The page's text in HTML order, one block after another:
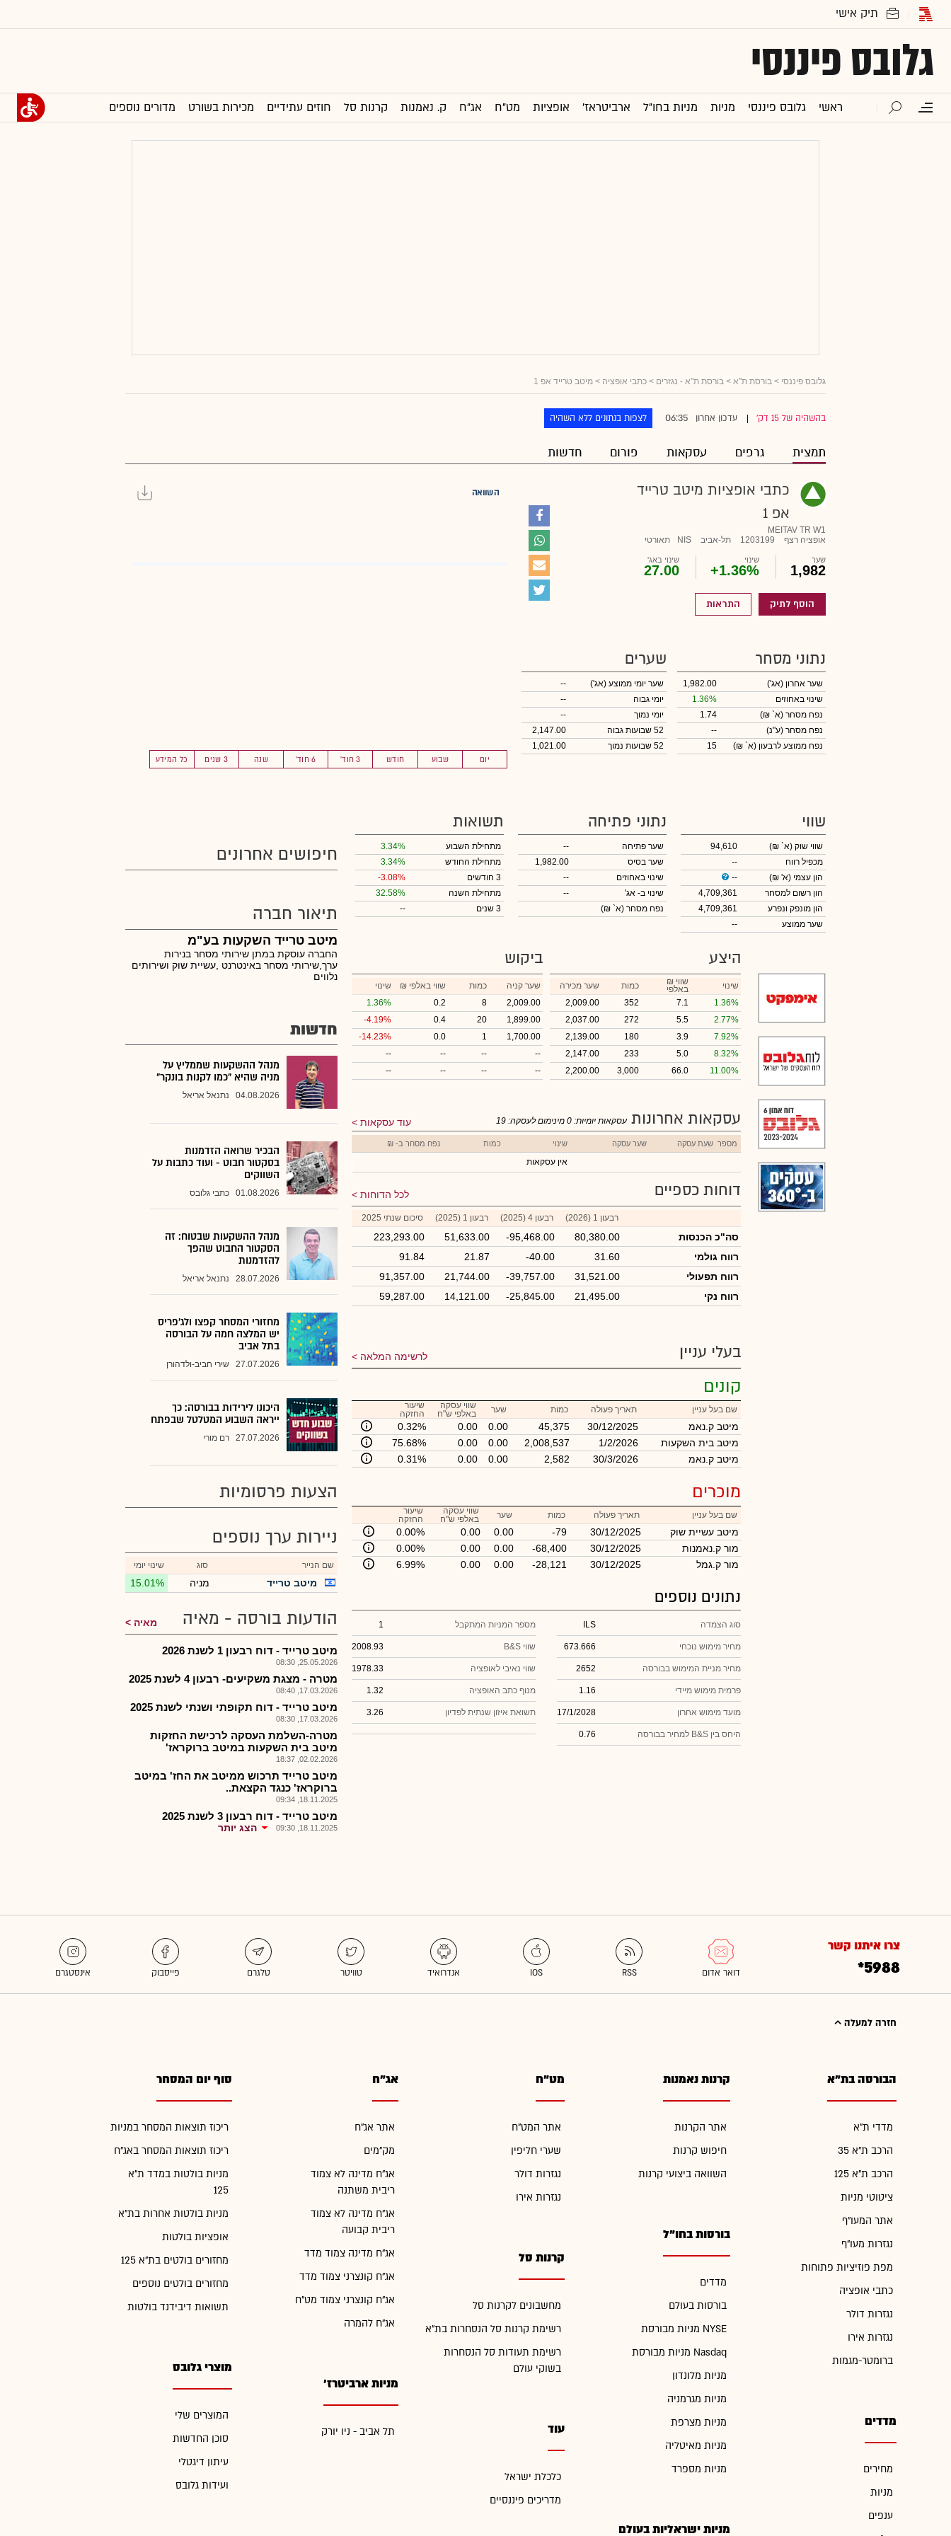
גלובס פיננסי
ראשי גלובס פיננסי מניות מניות בחו"ל ארביטראז' אופציות מט"ח אג"ח ק. נאמנות קרנות סל חוזים עתידיים מכירות בשורט מדורים נוספים
גלובס פיננסי > בורסת ת"א > בורסת ת"א - נגזרים > כתבי אופציה > מיטב טרייד אפ 1
בהשהיה של 15 דק' עדכון אחרון 06:35 לצפות בנתונים ללא השהיה
תמצית גרפים עסקאות פורום חדשות
כתבי אופציות מיטב טרייד
אפ 1
MEITAV TR W1
אופציה רצף
1203199 תל-אביב NIS תאורטי
שער
1,982
שינוי
+1.36%
שינוי באג'
27.00
הוסף לתיק התראות
השוואה
יום שבוע חודש 3 חוד' 6 חוד' שנה 3 שנים כל המידע
נתוני מסחר
שער אחרון (אג')
1,982.00
שינוי באחוזים
1.36%
נפח מסחר (א` ₪)
1.74
נפח מסחר (ע"נ)
--
נפח ממוצע לרבעון (א` ₪)
15
שערים
שער יומי ממוצע (אג')
--
יומי גבוה
--
יומי נמוך
--
52 שבועות גבוה
2,147.00
52 שבועות נמוך
1,021.00
שווי
שווי שוק (א` ₪)
94,610
מכפיל רווח
--
הון עצמי (א' ₪)
--
הון רשום למסחר
4,709,361
הון מונפק ונפרע
4,709,361
שער ממוצע
--
נתוני פתיחה
שער פתיחה
--
שער בסיס
1,982.00
שינוי באחוזים
--
שינוי ב- אג'
--
נפח מסחר (א` ₪)
תשואות
מתחילת השבוע
3.34%
מתחילת החודש
3.34%
3 חודשים
-3.08%
מתחילת השנה
32.58%
3 שנים
--
היצע
שינוי ₪ שווי
באלפי כמות
שער מכירה
1.36%
7.1
352
2,009.00
2.77%
5.5
272
2,037.00
7.92%
3.9
180
2,139.00
8.32%
5.0
233
2,147.00
11.00%
66.0
3,000
2,200.00
ביקוש
שער קניה כמות ₪ שווי באלפי
שינוי
2,009.00
8
0.2
1.36%
1,899.00
20
0.4
-4.19%
1,700.00
1
0.0
-14.23%
--
--
--
--
--
--
--
--
עסקאות אחרונות עוד עסקאות עסקאות יומיות: 0 מינימום לעסקה: 19
מספר שעת עסקה שער עסקה שינוי כמות נפח מסחר ב- ₪
אין עסקאות
דוחות כספיים לכל הדוחות
רבעון 1 (2026) רבעון 4 (2025) רבעון 1 (2025) סיכום שנתי 2025
סה"כ הכנסות 80,380.00
-95,468.00
51,633.00
223,293.00
רווח גולמי
31.60
-40.00
21.87
91.84
רווח תפעולי
31,521.00
-39,757.00
21,744.00
91,357.00
רווח נקי
21,495.00
-25,845.00
14,121.00
59,287.00
בעלי עניין לרשימה המלאה
קונים
שם בעל עניין תאריך פעולה כמות שער
שווי עסקה
באלפי ש"ח
שיעור
החזקה
מיטב ק.נאמ 30/12/2025
45,375
0.00
0.00
0.32%
מיטב בית השקעות
1/2/2026
2,008,537
0.00
0.00
75.68%
מיטב ק.נאמ
30/3/2026
2,582
0.00
0.00
0.31%
מוכרים
שם בעל עניין תאריך פעולה כמות שער
שווי עסקה
באלפי ש"ח
שיעור
החזקה
מיטב עשיית שוק 30/12/2025
-79
0.00
0.00
0.00%
מור ק.נאמנות
30/12/2025
-68,400
0.00
0.00
0.00%
מור ק.גמל
30/12/2025
-28,121
0.00
0.00
6.99%
נתונים נוספים
סוג הצמדה ILS
מחיר מימוש נוכחי 673.666
מחיר מניית המימוש בבורסה 2652
פרמית מימוש מיידי 1.16
מועד מימוש אחרון 17/1/2028
היחס בין B&S למחיר בבורסה 0.76
מספר המניות המתקבל 1
שווי B&S 2008.93
שווי נאיבי לאופציה 1978.33
מנוף כתב האופציה 1.32
תשואת איזון שנתית לפדיון 3.26
חיפושים אחרונים
תיאור חברה
מיטב טרייד השקעות בע"מ
החברה עוסקת במתן שירותי מסחר בנירות
ערך,שירותי מסחר באינטרנט ,עשיית שוק ושירותים
נלווים
חדשות
מנהל ההשקעות שממליץ על
מניה שהיא "כמו לקנות בונקר"
04.08.2026 נתנאל אריאל
הבכיר שרואה הזדמנות
בסקטור חבוט - ועוד כתבות על
השווקים
01.08.2026 כתבי גלובס
מנהל ההשקעות שבטוח: זה
הסקטור החבוט שהפך
להזדמנות
28.07.2026 נתנאל אריאל
מחזורי המסחר קפצו ולג'פריס
יש המלצה חמה על הבורסה
בתל אביב
27.07.2026 שירי חביב-ולדהורן
היכונו לירידות בבורסה: כך
ייראה השבוע המטלטל שבפתח
27.07.2026 רם מורי
הצעות פרסומיות
ניירות ערך נוספים
שם הנייר סוג שינוי יומי
מיטב טרייד מניה 15.01%
הודעות בורסה - מאיה מאיה
מיטב טרייד - דוח רבעון 1 לשנת 2026
25.05.2026, 08:30
מטרה - מצגת משקיעים- רבעון 4 לשנת 2025
17.03.2026, 08:40
מיטב טרייד - דוח תקופתי ושנתי לשנת 2025
17.03.2026, 08:30
מטרה-השלמת העסקה לרכישת החזקות
מיטב בית השקעות במיטב ברוקראז'
02.02.2026, 18:37
מיטב טרייד תרכוש ממיטב את החז' במיטב
ברוקראז' כנגד הקצאת..
18.11.2025, 09:34
מיטב טרייד - דוח רבעון 3 לשנת 2025
18.11.2025, 09:30 הצג יותר
צרו איתנו קשר
*5988
חזרה למעלה
הבורסה בת"א
מדדי ת"א
הרכב ת"א 35
הרכב ת"א 125
ציטוטי מניות
אתר המעו"ף
נגזרות מעו"ף
מפת פוזיציות פתוחות
כתבי אופציה
נגזרות דולר
נגזרות אירו
ברומטר-מגמות
מדדים
מחירים
מניות
ענפים
קרנות נאמנות
אתר הקרנות
חיפוש קרנות
השוואה ביצועי קרנות
בורסות בחו"ל
מדדים
בורסות בעולם
מניות מבורסת NYSE
מניות מבורסת Nasdaq
מניות מלונדון
מניות מגרמניה
מניות מצרפת
מניות מאיטליה
מניות מספרד
מניות ישראליות בעולם
מט"ח
אתר המט"ח
שערי חליפין
נגזרות דולר
נגזרות אירו
קרנות סל
מחשבונים לקרנות סל
רשימת קרנות סל הנסחרות בת"א
רשימת תעודות סל הנסחרות
בשוקי עולם
עוד
כלכלת ישראל
מדריכים פיננסיים
אג"ח
אתר אג"ח
מק"מים
אג"ח מדינה לא צמוד
ריבית משתנה
אג"ח מדינה לא צמוד
ריבית קבועה
אג"ח מדינה צמוד מדד
אג"ח קונצרני צמוד מדד
אג"ח קונצרני צמוד מט"ח
אג"ח להמרה
מניות ארביטרז'
תל אביב - ניו יורק
סוף יום המסחר
ריכוז תוצאות המסחר במניות
ריכוז תוצאות המסחר באג"ח
מניות בולטות במדד ת"א
125
מניות בולטות אחרות בת"א
אופציות בולטות
מחזורים בולטים בת"א 125
מחזורים בולטים נוספים
תשואות דיבידנד בולטות
מוצרי גלובס
המוצרים שלי
סוכן החדשות
עיתון דיגטלי
ועידות גלובס